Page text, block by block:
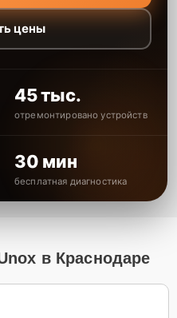
цены
45 тыс.
отремонтировано устройств
30 мин
бесплатная диагностика
в Краснодаре